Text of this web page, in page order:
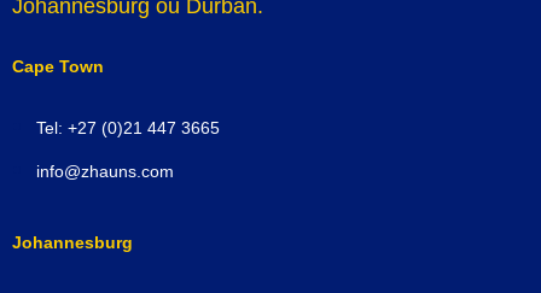
Johannesburg ou Durban.
Cape Town
Tel: +27 (0)21 447 3665
info@zhauns.com
Johannesburg